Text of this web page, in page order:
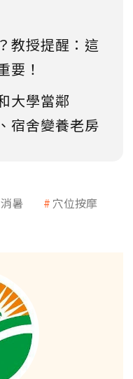
教授提醒：這
要！
大學當鄰
宿舍變養老房
消暑
穴位按摩